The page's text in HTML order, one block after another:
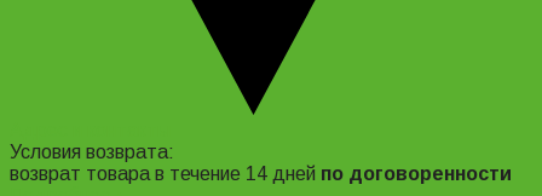
Условия возврата:
возврат товара в течение 14 дней по договоренности